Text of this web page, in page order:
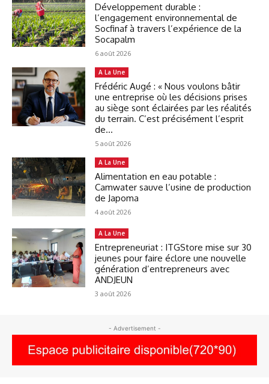
Développement durable :
l’engagement environnemental de
Socfinaf à travers l’expérience de la
Socapalm
6 août 2026
A La Une
Frédéric Augé : « Nous voulons bâtir
une entreprise où les décisions prises
au siège sont éclairées par les réalités
du terrain. C’est précisément l’esprit
de...
5 août 2026
A La Une
Alimentation en eau potable :
Camwater sauve l’usine de production
de Japoma
4 août 2026
A La Une
Entrepreneuriat : ITGStore mise sur 30
jeunes pour faire éclore une nouvelle
génération d’entrepreneurs avec
ANDJEUN
3 août 2026
- Advertisement -